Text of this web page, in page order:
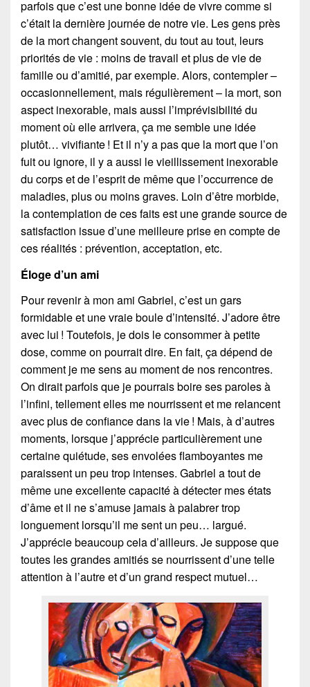
parfois que c’est une bonne idée de vivre comme si
c’était la dernière journée de notre vie. Les gens près
de la mort changent souvent, du tout au tout, leurs
priorités de vie : moins de travail et plus de vie de
famille ou d’amitié, par exemple. Alors, contempler –
occasionnellement, mais régulièrement – la mort, son
aspect inexorable, mais aussi l’imprévisibilité du
moment où elle arrivera, ça me semble une idée
plutôt… vivifiante ! Et il n’y a pas que la mort que l’on
fuit ou ignore, il y a aussi le vieillissement inexorable
du corps et de l’esprit de même que l’occurrence de
maladies, plus ou moins graves. Loin d’être morbide,
la contemplation de ces faits est une grande source de
satisfaction issue d’une meilleure prise en compte de
ces réalités : prévention, acceptation, etc.
Éloge d’un ami
Pour revenir à mon ami Gabriel, c’est un gars
formidable et une vraie boule d’intensité. J’adore être
avec lui ! Toutefois, je dois le consommer à petite
dose, comme on pourrait dire. En fait, ça dépend de
comment je me sens au moment de nos rencontres.
On dirait parfois que je pourrais boire ses paroles à
l’infini, tellement elles me nourrissent et me relancent
avec plus de confiance dans la vie ! Mais, à d’autres
moments, lorsque j’apprécie particulièrement une
certaine quiétude, ses envolées flamboyantes me
paraissent un peu trop intenses. Gabriel a tout de
même une excellente capacité à détecter mes états
d’âme et il ne s’amuse jamais à palabrer trop
longuement lorsqu’il me sent un peu… largué.
J’apprécie beaucoup cela d’ailleurs. Je suppose que
toutes les grandes amitiés se nourrissent d’une telle
attention à l’autre et d’un grand respect mutuel…